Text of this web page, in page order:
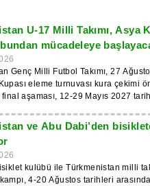
U-17 Milli Takımı, Asya
mücadeleye
Genç Milli Futbol Takımı, 27
eleme turnuvası kura çekimi
final aşaması, 12-29 Mayıs 2027
bir önceki turnuvanın sonuçlarına
yanı sıra bu takımlar arasında
Çin, Vietnam, Güney Kore ve
ise 8-20 Kasım 2026 tarihleri
Bu turda yedi gruba ayrılmış 35
grubunda Türkmenistan’ın yanı sıra
ve Abu Dabi’den
kulübü ile Türkmenistan milli
4-20 Ağustos tarihleri